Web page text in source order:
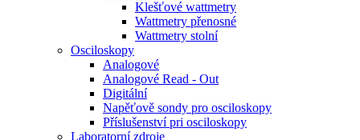
Klešťové wattmetry
Wattmetry přenosné
Wattmetry stolní
Osciloskopy
Analogové
Analogové Read - Out
Digitální
Napěťově sondy pro osciloskopy
Příslušenství pri osciloskopy
Laboratorní zdroje